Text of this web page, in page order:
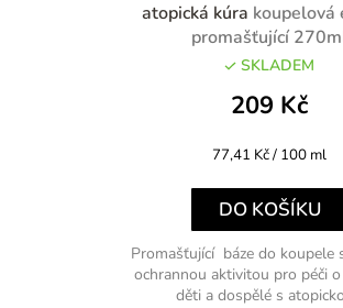
atopická kúra koupelová
promašťující
SKLADEM
209 Kč
Měrná
77,41 Kč / 100 ml
DO KOŠÍKU
Promašťující báze do koupele
ochrannou aktivitou pro péči
děti a dospělé s